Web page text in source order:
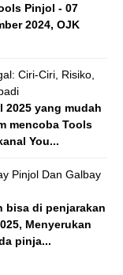
Pinjol - 07
2024, OJK
Ciri-Ciri, Risiko,
2025 yang mudah
mencoba Tools
You...
Pinjol Dan Galbay
bisa di penjarakan
Menyerukan
pinja...